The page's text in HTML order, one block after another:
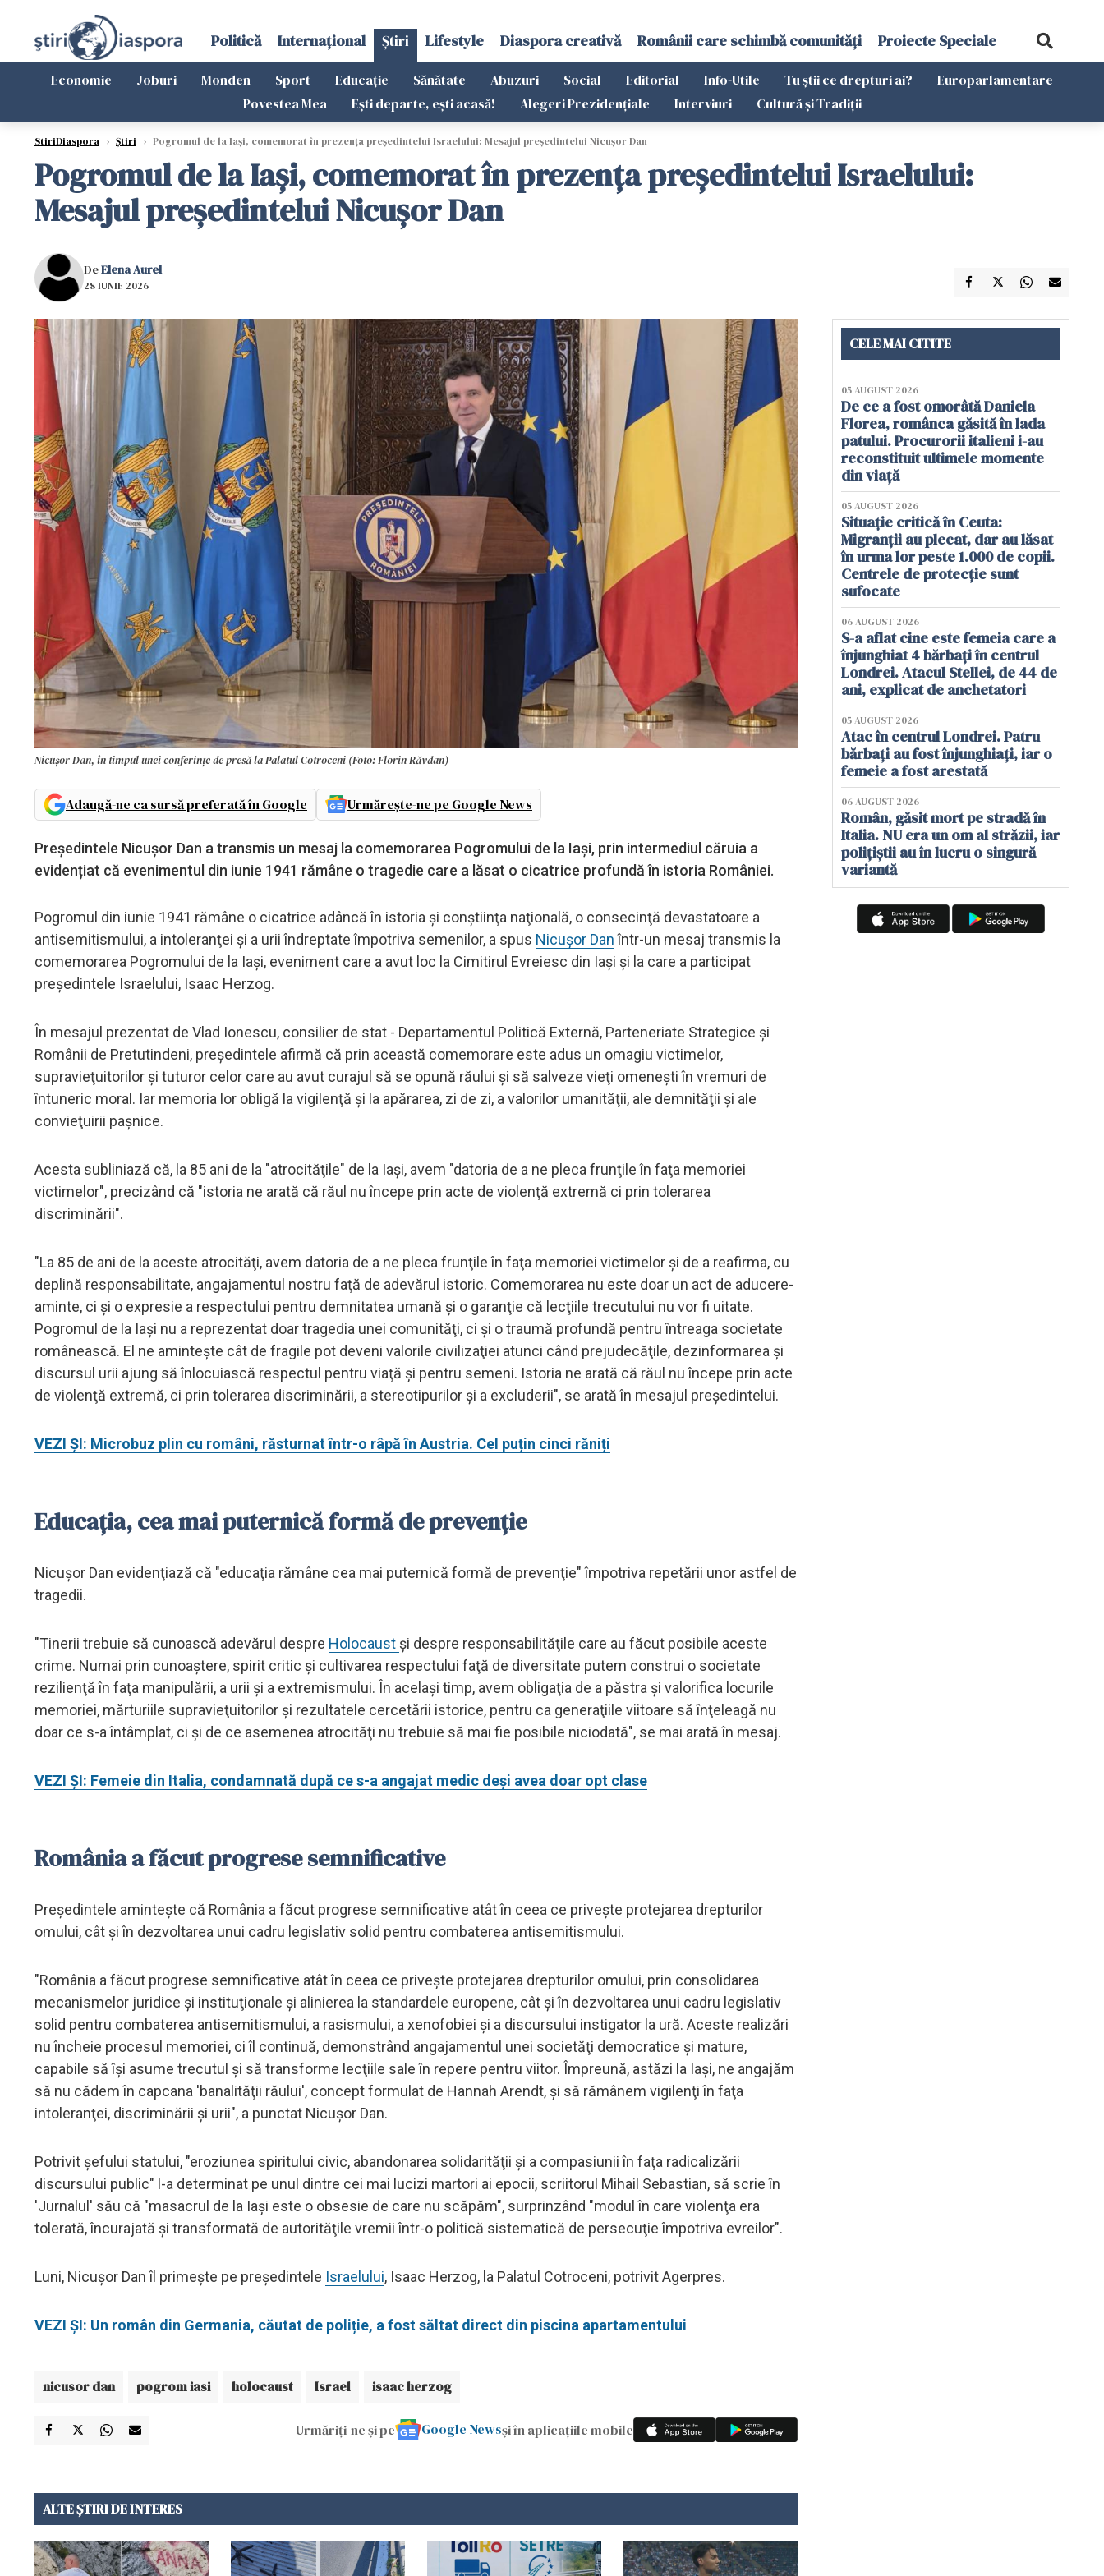
Politică Internațional Știri Lifestyle Diaspora creativă Românii care schimbă comunități Proiecte Speciale
Economie Joburi Monden Sport Educație Sănătate Abuzuri Social Editorial Info-Utile Tu știi ce drepturi ai?
Europarlamentare
Povestea Mea
Ești departe, ești acasă! Alegeri Prezidențiale Interviuri Cultură și Tradiții
StiriDiaspora › Știri › Pogromul de la Iași, comemorat în prezența președintelui Israelului: Mesajul președintelui Nicușor Dan
Pogromul de la Iași, comemorat în prezența președintelui Israelului:
Mesajul președintelui Nicușor Dan
DeElena Aurel
28 IUNIE 2026
Nicușor Dan, în timpul unei conferințe de presă la Palatul Cotroceni (Foto: Florin Răvdan)
Adaugă-ne ca sursă preferată în Google Urmărește-ne pe Google News
Președintele Nicușor Dan a transmis un mesaj la comemorarea Pogromului de la Iași, prin intermediul căruia a
evidențiat că evenimentul din iunie 1941 rămâne o tragedie care a lăsat o cicatrice profundă în istoria României.
Pogromul din iunie 1941 rămâne o cicatrice adâncă în istoria şi conştiinţa naţională, o consecinţă devastatoare a
antisemitismului, a intoleranţei şi a urii îndreptate împotriva semenilor, a spus Nicuşor Danîntr-un mesaj transmis la
comemorarea Pogromului de la Iaşi, eveniment care a avut loc la Cimitirul Evreiesc din Iaşi şi la care a participat
preşedintele Israelului, Isaac Herzog.
În mesajul prezentat de Vlad Ionescu, consilier de stat - Departamentul Politică Externă, Parteneriate Strategice şi
Românii de Pretutindeni, preşedintele afirmă că prin această comemorare este adus un omagiu victimelor,
supravieţuitorilor şi tuturor celor care au avut curajul să se opună răului şi să salveze vieţi omeneşti în vremuri de
întuneric moral. Iar memoria lor obligă la vigilenţă şi la apărarea, zi de zi, a valorilor umanităţii, ale demnităţii şi ale
convieţuirii paşnice.
Acesta subliniază că, la 85 ani de la "atrocităţile" de la Iaşi, avem "datoria de a ne pleca frunţile în faţa memoriei
victimelor", precizând că "istoria ne arată că răul nu începe prin acte de violenţă extremă ci prin tolerarea
discriminării".
"La 85 de ani de la aceste atrocităţi, avem datoria de a ne pleca frunţile în faţa memoriei victimelor şi de a reafirma, cu
deplină responsabilitate, angajamentul nostru faţă de adevărul istoric. Comemorarea nu este doar un act de aducere-
aminte, ci şi o expresie a respectului pentru demnitatea umană şi o garanţie că lecţiile trecutului nu vor fi uitate.
Pogromul de la Iaşi nu a reprezentat doar tragedia unei comunităţi, ci şi o traumă profundă pentru întreaga societate
românească. El ne aminteşte cât de fragile pot deveni valorile civilizaţiei atunci când prejudecăţile, dezinformarea şi
discursul urii ajung să înlocuiască respectul pentru viaţă şi pentru semeni. Istoria ne arată că răul nu începe prin acte
de violenţă extremă, ci prin tolerarea discriminării, a stereotipurilor şi a excluderii", se arată în mesajul preşedintelui.
VEZI ȘI: Microbuz plin cu români, răsturnat într-o râpă în Austria. Cel puțin cinci răniți
Educaţia, cea mai puternică formă de prevenţie
Nicuşor Dan evidenţiază că "educaţia rămâne cea mai puternică formă de prevenţie" împotriva repetării unor astfel de
tragedii.
"Tinerii trebuie să cunoască adevărul despre Holocaust şi despre responsabilităţile care au făcut posibile aceste
crime. Numai prin cunoaştere, spirit critic şi cultivarea respectului faţă de diversitate putem construi o societate
rezilienţă în faţa manipulării, a urii şi a extremismului. În acelaşi timp, avem obligaţia de a păstra şi valorifica locurile
memoriei, mărturiile supravieţuitorilor şi rezultatele cercetării istorice, pentru ca generaţiile viitoare să înţeleagă nu
doar ce s-a întâmplat, ci şi de ce asemenea atrocităţi nu trebuie să mai fie posibile niciodată", se mai arată în mesaj.
VEZI ȘI: Femeie din Italia, condamnată după ce s-a angajat medic deși avea doar opt clase
România a făcut progrese semnificative
Preşedintele aminteşte că România a făcut progrese semnificative atât în ceea ce priveşte protejarea drepturilor
omului, cât şi în dezvoltarea unui cadru legislativ solid pentru combaterea antisemitismului.
"România a făcut progrese semnificative atât în ceea ce priveşte protejarea drepturilor omului, prin consolidarea
mecanismelor juridice şi instituţionale şi alinierea la standardele europene, cât şi în dezvoltarea unui cadru legislativ
solid pentru combaterea antisemitismului, a rasismului, a xenofobiei şi a discursului instigator la ură. Aceste realizări
nu încheie procesul memoriei, ci îl continuă, demonstrând angajamentul unei societăţi democratice şi mature,
capabile să îşi asume trecutul şi să transforme lecţiile sale în repere pentru viitor. Împreună, astăzi la Iaşi, ne angajăm
să nu cădem în capcana 'banalităţii răului', concept formulat de Hannah Arendt, şi să rămânem vigilenţi în faţa
intoleranţei, discriminării şi urii", a punctat Nicuşor Dan.
Potrivit şefului statului, "eroziunea spiritului civic, abandonarea solidarităţii şi a compasiunii în faţa radicalizării
discursului public" l-a determinat pe unul dintre cei mai lucizi martori ai epocii, scriitorul Mihail Sebastian, să scrie în
'Jurnalul' său că "masacrul de la Iaşi este o obsesie de care nu scăpăm", surprinzând "modul în care violenţa era
tolerată, încurajată şi transformată de autorităţile vremii într-o politică sistematică de persecuţie împotriva evreilor".
Luni, Nicuşor Dan îl primeşte pe preşedintele Israelului, Isaac Herzog, la Palatul Cotroceni, potrivit Agerpres.
VEZI ȘI: Un român din Germania, căutat de poliție, a fost săltat direct din piscina apartamentului
nicusor dan pogrom iasi holocaust Israel isaac herzog
Urmăriți-ne și pe Google Newsși în aplicațiile mobile
ALTE ȘTIRI DE INTERES
CELE MAI CITITE
05 AUGUST 2026
De ce a fost omorâtă Daniela
Florea, românca găsită în lada
patului. Procurorii italieni i-au
reconstituit ultimele momente
din viață
05 AUGUST 2026
Situație critică în Ceuta:
Migranții au plecat, dar au lăsat
în urma lor peste 1.000 de copii.
Centrele de protecție sunt
sufocate
06 AUGUST 2026
S-a aflat cine este femeia care a
înjunghiat 4 bărbați în centrul
Londrei. Atacul Stellei, de 44 de
ani, explicat de anchetatori
05 AUGUST 2026
Atac în centrul Londrei. Patru
bărbați au fost înjunghiați, iar o
femeie a fost arestată
06 AUGUST 2026
Român, găsit mort pe stradă în
Italia. NU era un om al străzii, iar
polițiștii au în lucru o singură
variantă